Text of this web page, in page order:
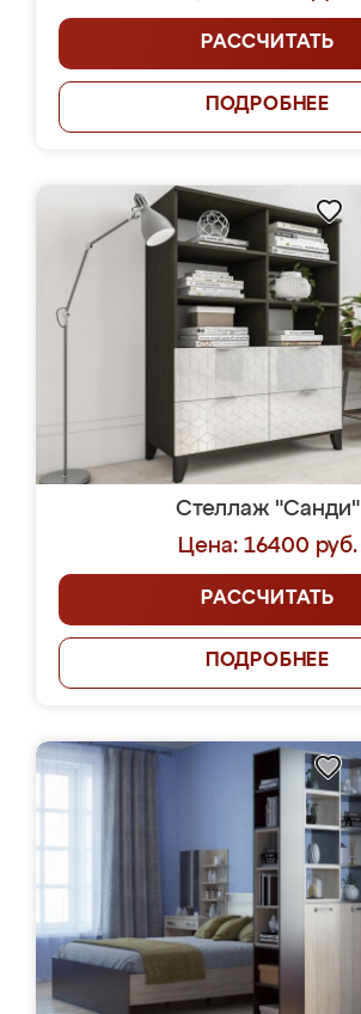
РАССЧИТАТЬ
ПОДРОБНЕЕ
Стеллаж "Санди"
Цена: 16400 руб.
РАССЧИТАТЬ
ПОДРОБНЕЕ